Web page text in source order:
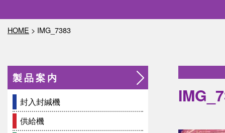
HOME > IMG_7383
製品案内
封入封緘機
供給機